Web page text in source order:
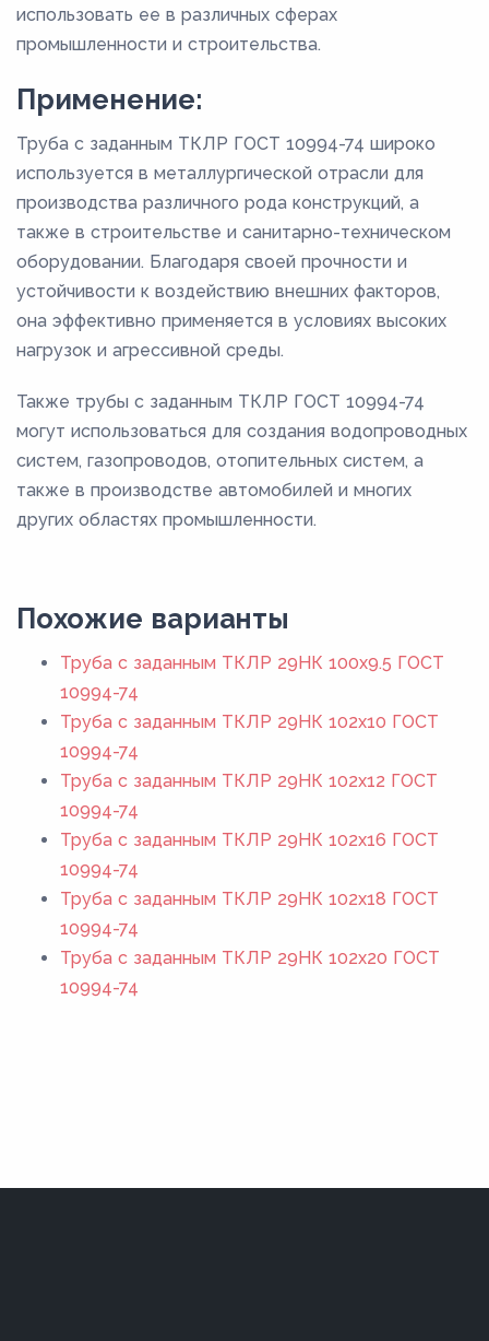
использовать ее в различных сферах
промышленности и строительства.
Применение:
Труба с заданным ТКЛР ГОСТ 10994-74 широко
используется в металлургической отрасли для
производства различного рода конструкций, а
также в строительстве и санитарно-техническом
оборудовании. Благодаря своей прочности и
устойчивости к воздействию внешних факторов,
она эффективно применяется в условиях высоких
нагрузок и агрессивной среды.
Также трубы с заданным ТКЛР ГОСТ 10994-74
могут использоваться для создания водопроводных
систем, газопроводов, отопительных систем, а
также в производстве автомобилей и многих
других областях промышленности.
Похожие варианты
Труба с заданным ТКЛР 29НК 100x9.5 ГОСТ
10994-74
Труба с заданным ТКЛР 29НК 102x10 ГОСТ
10994-74
Труба с заданным ТКЛР 29НК 102x12 ГОСТ
10994-74
Труба с заданным ТКЛР 29НК 102x16 ГОСТ
10994-74
Труба с заданным ТКЛР 29НК 102x18 ГОСТ
10994-74
Труба с заданным ТКЛР 29НК 102x20 ГОСТ
10994-74